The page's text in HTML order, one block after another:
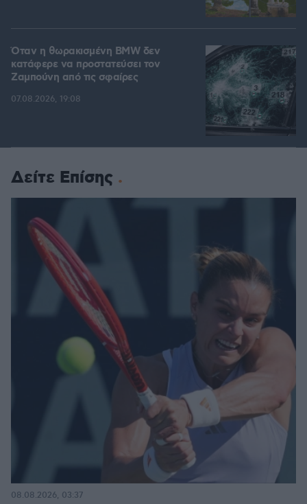
Όταν η θωρακισμένη BMW δεν
κατάφερε να προστατεύσει τον
Ζαμπούνη από τις σφαίρες
07.08.2026, 19:08
Δείτε Επίσης
08.08.2026, 03:37